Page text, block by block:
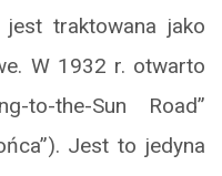
traktowana jako
W 1932 r. otwarto
to-the-Sun Road”
Jest to jedyna